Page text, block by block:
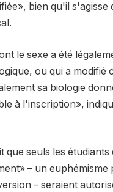
bien qu'il s'agisse
le sexe a été
ou qui a modifié
sa biologie
à l'inscription»,
que seuls les
– un euphémisme
– seraient